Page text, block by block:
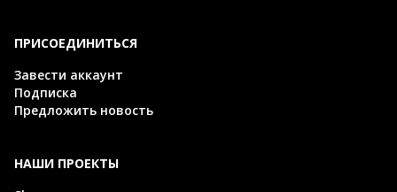
ПРИСОЕДИНИТЬСЯ
Завести аккаунт
Подписка
Предложить новость
НАШИ ПРОЕКТЫ